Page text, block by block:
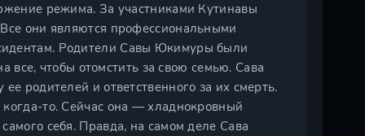
режима. За участниками Кутинавы
они являются профессиональными
Родители Савы Юкимуры были
все, чтобы отомстить за свою семью. Сава
родителей и ответственного за их смерть.
то. Сейчас она — хладнокровный
себя. Правда, на самом деле Сава